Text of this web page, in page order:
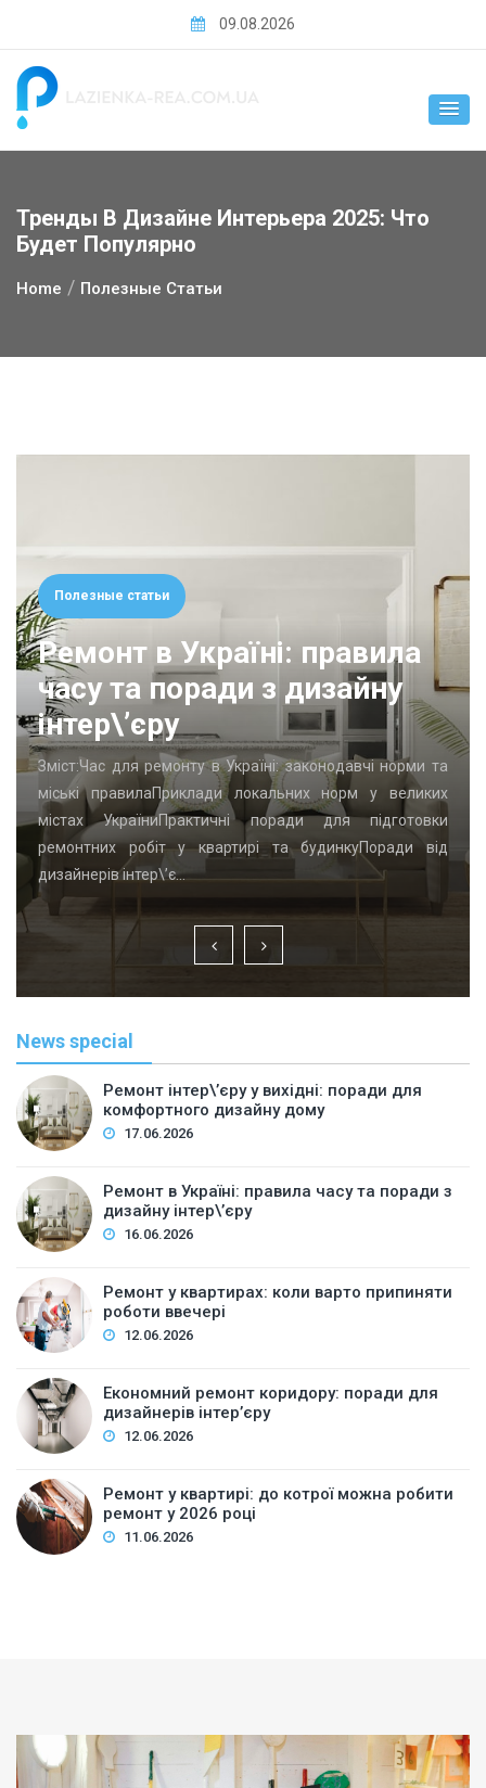
content
09.08.2026
Тренды В Дизайне Интерьера 2025: Что
Будет Популярно
Home Полезные Статьи
Полезные статьи
Ремонт в Україні: правила
часу та поради з дизайну
інтер\’єру
Зміст:Час для ремонту в Україні: законодавчі норми та
міські правилаПриклади локальних норм у великих
містах УкраїниПрактичні поради для підготовки
ремонтних робіт у квартирі та будинкуПоради від
дизайнерів інтер\’є…
News special
Ремонт інтер\’єру у вихідні: поради для
комфортного дизайну дому
17.06.2026
Ремонт в Україні: правила часу та поради з
дизайну інтер\’єру
16.06.2026
Ремонт у квартирах: коли варто припиняти
роботи ввечері
12.06.2026
Економний ремонт коридору: поради для
дизайнерів інтер’єру
12.06.2026
Ремонт у квартирі: до котрої можна робити
ремонт у 2026 році
11.06.2026